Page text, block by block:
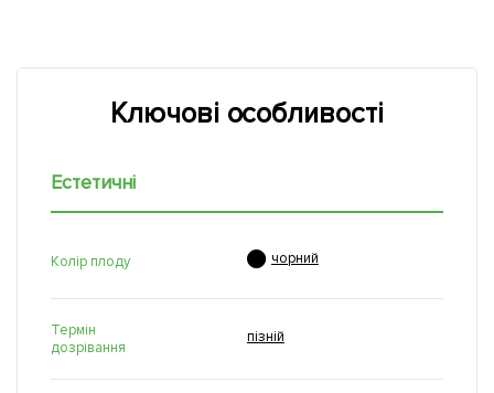
Ключові особливості
Естетичні
Колір плоду  чорний
Термін
дозрівання
пізній